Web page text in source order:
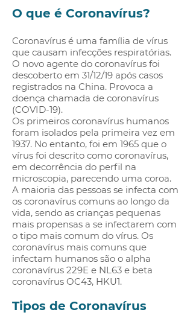
O que é Coronavírus?
Coronavírus é uma família de vírus
que causam infecções respiratórias.
O novo agente do coronavírus foi
descoberto em 31/12/19 após casos
registrados na China. Provoca a
doença chamada de coronavírus
(COVID-19).
Os primeiros coronavírus humanos
foram isolados pela primeira vez em
1937. No entanto, foi em 1965 que o
vírus foi descrito como coronavírus,
em decorrência do perfil na
microscopia, parecendo uma coroa.
A maioria das pessoas se infecta com
os coronavírus comuns ao longo da
vida, sendo as crianças pequenas
mais propensas a se infectarem com
o tipo mais comum do vírus. Os
coronavírus mais comuns que
infectam humanos são o alpha
coronavírus 229E e NL63 e beta
coronavírus OC43, HKU1.
Tipos de Coronavírus